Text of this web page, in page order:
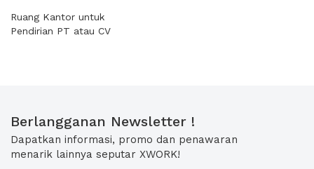
Ruang Kantor untuk
Pendirian PT atau CV
Berlangganan Newsletter !
Dapatkan informasi, promo dan penawaran
menarik lainnya seputar XWORK!